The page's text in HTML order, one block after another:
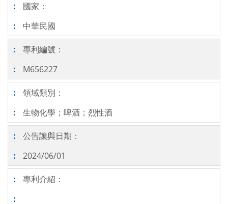
國家：
中華民國
專利編號：
M656227
領域類別：
生物化學；啤酒；烈性酒
公告讓與日期：
2024/06/01
專利介紹：